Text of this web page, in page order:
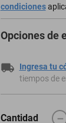
condiciones
Opciones de
Ingresa tu
tiempos de
Cantidad －